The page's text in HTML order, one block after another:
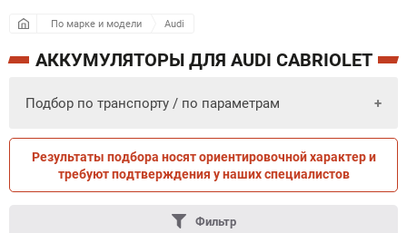
По марке и модели Audi
АККУМУЛЯТОРЫ ДЛЯ AUDI CABRIOLET
Подбор по транспорту / по параметрам
ПО ТРАНСПОРТУ ПО ПАРАМЕТРАМ
Результаты подбора носят ориентировочной характер и
требуют подтверждения у наших специалистов
Фильтр